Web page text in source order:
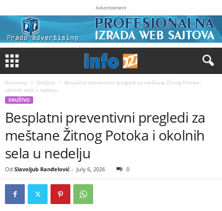
Advertisiment
Naslovna Društvo
Besplatni preventivni pregledi za meštane Žitnog Potoka i
okolnih sela u nedelju
DRUŠTVO
Besplatni preventivni pregledi za
meštane Žitnog Potoka i okolnih
sela u nedelju
Od Slavoljub Ranđelović - July 6, 2026 0